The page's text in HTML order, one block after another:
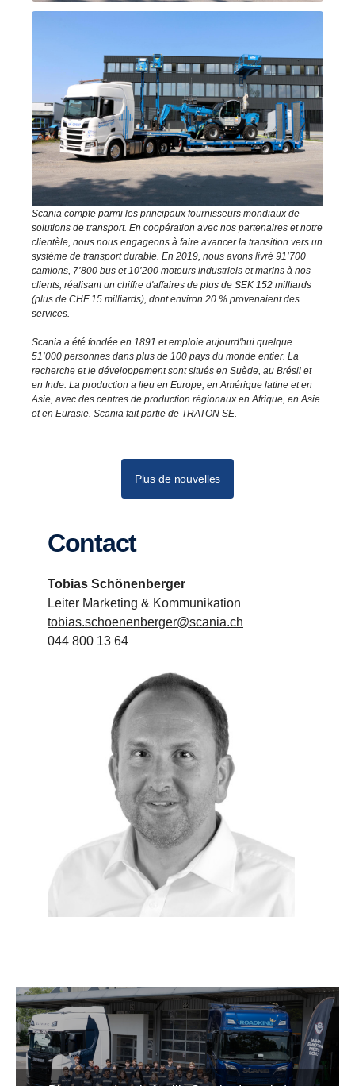
Scania compte parmi les principaux fournisseurs mondiaux de
solutions de transport. En coopération avec nos partenaires et notre
clientèle, nous nous engageons à faire avancer la transition vers un
système de transport durable. En 2019, nous avons livré 91’700
camions, 7’800 bus et 10’200 moteurs industriels et marins à nos
clients, réalisant un chiffre d'affaires de plus de SEK 152 milliards
(plus de CHF 15 milliards), dont environ 20 % provenaient des
services.
Scania a été fondée en 1891 et emploie aujourd'hui quelque
51’000 personnes dans plus de 100 pays du monde entier. La
recherche et le développement sont situés en Suède, au Brésil et
en Inde. La production a lieu en Europe, en Amérique latine et en
Asie, avec des centres de production régionaux en Afrique, en Asie
et en Eurasie. Scania fait partie de TRATON SE.
Plus de nouvelles
Contact
Tobias Schönenberger
Leiter Marketing & Kommunikation
tobias.schoenenberger@scania.ch
044 800 13 64